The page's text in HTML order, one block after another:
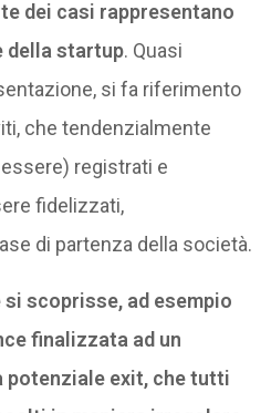
dei casi rappresentano
della startup. Quasi
si fa riferimento
che tendenzialmente
registrati e
fidelizzati,
di partenza della società.
scoprisse, ad esempio
finalizzata ad un
potenziale exit, che tutti